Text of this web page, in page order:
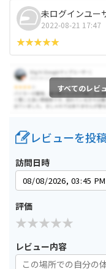
未ログインユー
2022-08-21 17:47
すべてのレビ
レビューを投
訪問日時
評価
レビュー内容